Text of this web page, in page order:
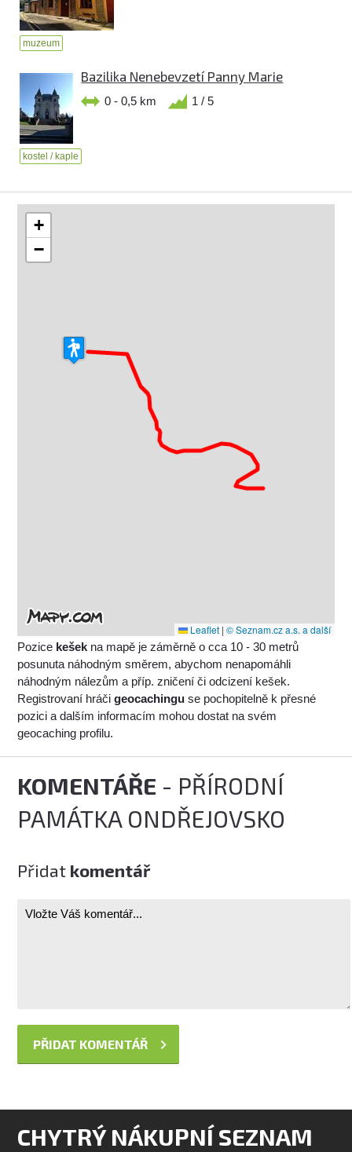
muzeum
Bazilika Nenebevzetí Panny Marie
0 - 0,5 km 1 / 5
kostel / kaple
+
−
Leaflet | © Seznam.cz a.s. a další
Pozice kešek na mapě je záměrně o cca 10 - 30 metrů
posunuta náhodným směrem, abychom nenapomáhli
náhodným nálezům a příp. zničení či odcizení kešek.
Registrovaní hráčigeocachingu se pochopitelně k přesné
pozici a dalším informacím mohou dostat na svém
geocaching profilu.
KOMENTÁŘE - PŘÍRODNÍ
PAMÁTKA ONDŘEJOVSKO
Přidat komentář
CHYTRÝ NÁKUPNÍ SEZNAM